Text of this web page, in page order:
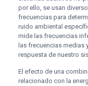
por ello, se usan
frecuencias para
ruido ambiental
mide las frecuencias
las frecuencias medias
respuesta de nuestro
El efecto de una
relacionado con la